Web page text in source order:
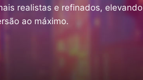
realistas e refinados, elevando
ao máximo.